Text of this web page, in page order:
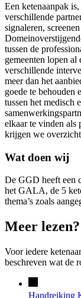
Een ketenaanpak
verschillende
signaleren,
tussen de
gemeenten lopen
verschillende
meer dan het
goede te behouden
tussen het medisch
elkaar te vinden als
krijgen we
Wat doen wij
De GGD heeft een
het GALA, de 5
thema’s zoals
Meer lezen?
Voor iedere
beschreven wat de
Handreiking